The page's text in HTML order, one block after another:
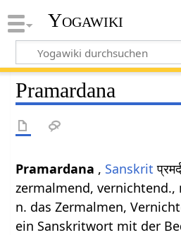
Yogawiki
Pramardana
Pramardana , Sanskrit
zermalmend, vernichtend.,
n. das Zermalmen,
ein Sanskritwort mit der